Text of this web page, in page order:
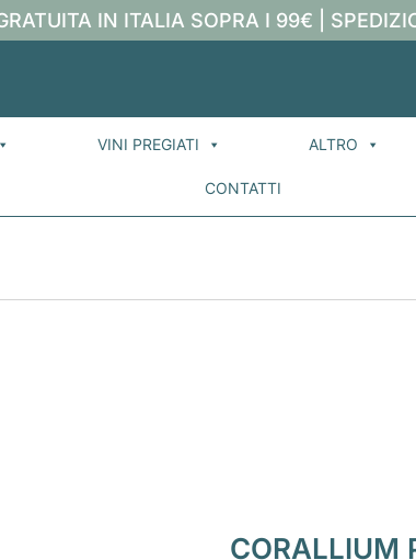
IN ITALIA SOPRA I 99€ |
VINI PREGIATI ALTRO
CONTATTI
CORALLIUM